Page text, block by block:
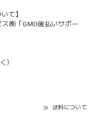
て】
㈱「GMO後払いサポー
）
送料について